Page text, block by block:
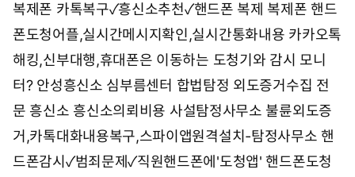
복제폰 카톡복구✓흥신소추천✓핸드폰 복제 복제폰 핸드
폰도청어플,실시간메시지확인,실시간통화내용 카카오톡
해킹,신부대행,휴대폰은 이동하는 도청기와 감시 모니
터? 안성흥신소 심부름센터 합법탐정 외도증거수집 전
문 흥신소 흥신소의뢰비용 사설탐정사무소 불륜외도증
거,카톡대화내용복구,스파이앱원격설치-탐정사무소 핸
드폰감시✓범죄문제✓직원핸드폰에'도청앱' 핸드폰도청